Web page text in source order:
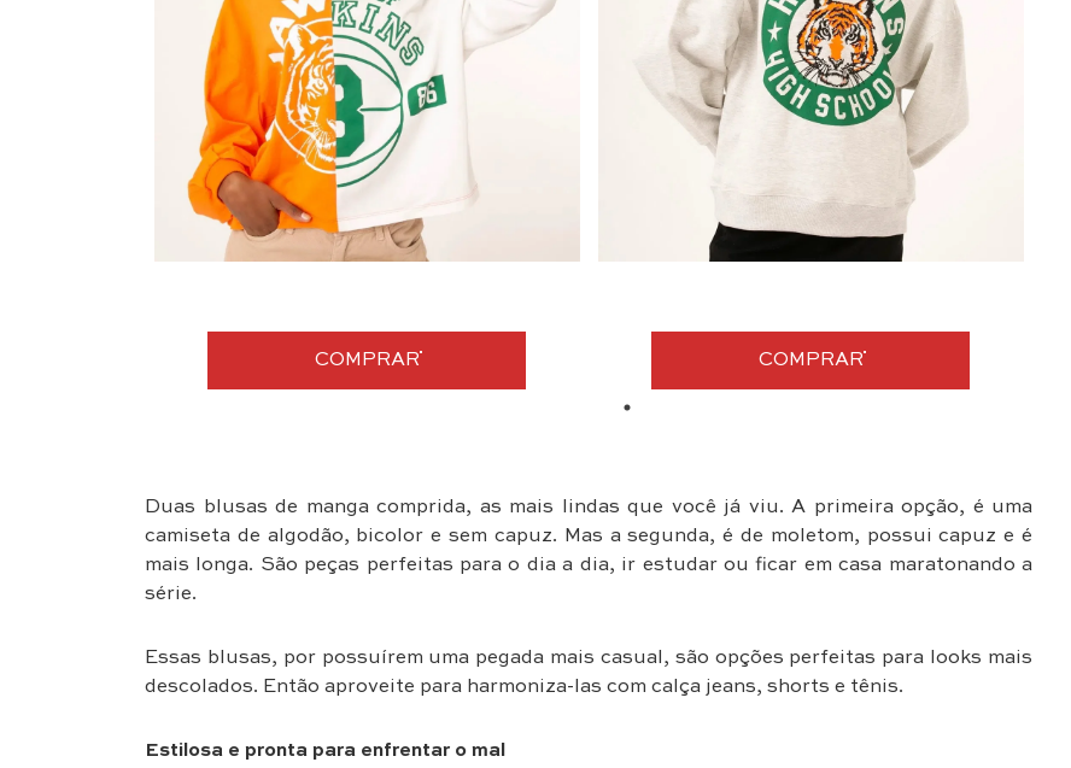
COMPRAR COMPRAR
Duas blusas de manga comprida, as mais lindas que você já viu. A primeira opção, é uma
camiseta de algodão, bicolor e sem capuz. Mas a segunda, é de moletom, possui capuz e é
mais longa. São peças perfeitas para o dia a dia, ir estudar ou ficar em casa maratonando a
série.
Essas blusas, por possuírem uma pegada mais casual, são opções perfeitas para looks mais
descolados. Então aproveite para harmoniza-las com calça jeans, shorts e tênis.
Estilosa e pronta para enfrentar o mal